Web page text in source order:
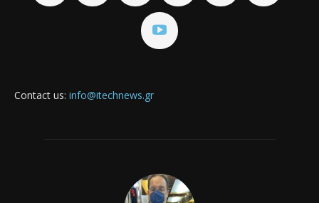
Contact us: info@itechnews.gr